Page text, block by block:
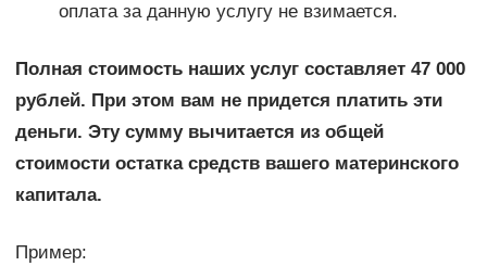
оплата за данную услугу не взимается.
Полная стоимость наших услуг составляет 47 000
рублей. При этом вам не придется платить эти
деньги. Эту сумму вычитается из общей
стоимости остатка средств вашего материнского
капитала.
Пример: